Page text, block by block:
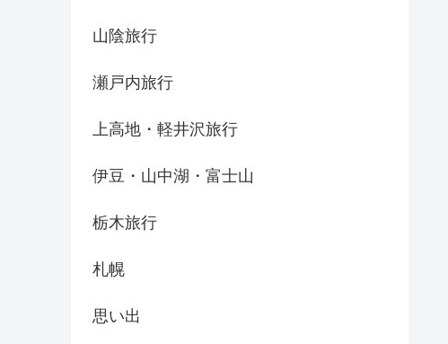
山陰旅行
瀬戸内旅行
上高地・軽井沢旅行
伊豆・山中湖・富士山
栃木旅行
札幌
思い出